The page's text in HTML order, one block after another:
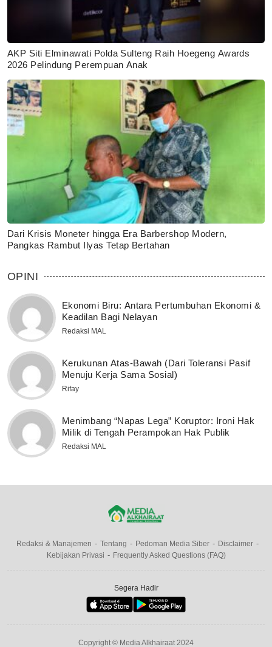
AKP Siti Elminawati Polda Sulteng Raih Hoegeng Awards
2026 Pelindung Perempuan Anak
Dari Krisis Moneter hingga Era Barbershop Modern,
Pangkas Rambut Ilyas Tetap Bertahan
OPINI
Ekonomi Biru: Antara Pertumbuhan Ekonomi &
Keadilan Bagi Nelayan
Redaksi MAL
Kerukunan Atas-Bawah (Dari Toleransi Pasif
Menuju Kerja Sama Sosial)
Rifay
Menimbang “Napas Lega” Koruptor: Ironi Hak
Milik di Tengah Perampokan Hak Publik
Redaksi MAL
Redaksi & Manajemen Tentang Pedoman Media Siber
Disclaimer
Kebijakan Privasi
Frequently Asked Questions (FAQ)
Segera Hadir
Copyright © Media Alkhairaat 2024